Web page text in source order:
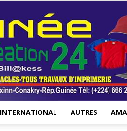
INTERNATIONAL AUTRES